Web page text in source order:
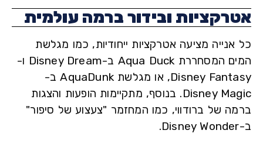
ובידור ברמה עולמית
מציעה אטרקציות ייחודיות, כמו מגלשת
המים המסחררת Aqua Duck ב-Disney Dream ו-
Disney Fantasy, או מגלשת AquaDunk ב-
Disney Magic. בנוסף, מתקיימות הופעות והצגות
של ברודווי, כמו המחזמר "צעצוע של סיפור"